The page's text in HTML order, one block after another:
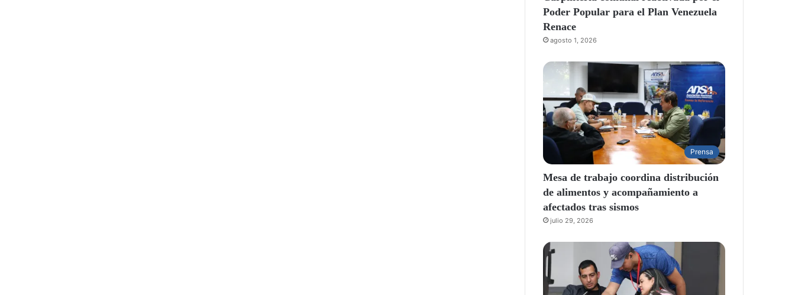
Poder Popular para el Plan Venezuela
Renace
agosto 1, 2026
Prensa
Mesa de trabajo coordina distribución
de alimentos y acompañamiento a
afectados tras sismos
julio 29, 2026